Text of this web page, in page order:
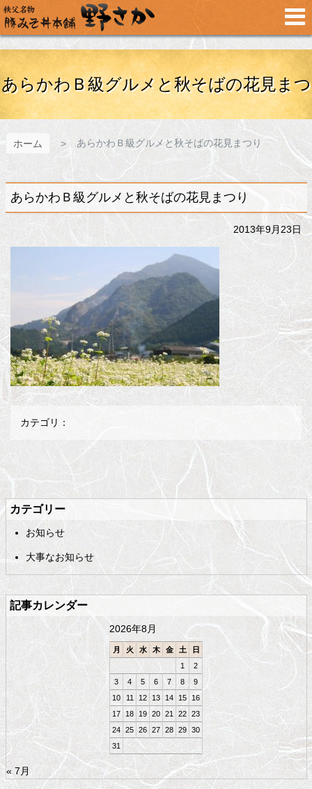
メ
イ
ン
コ
テ
ン
プ
あらかわＢ級グルメと秋そばの花見まつ
ホーム あらかわＢ級グルメと秋そばの花見まつり
あらかわＢ級グルメと秋そばの花見まつり
2013年9月23日
カテゴリ：
ン
ン
ツ
の
先
ジ
へ
戻
る
カテゴリー
お知らせ
大事なお知らせ
記事カレンダー
2026年8月
月 火 水 木 金 土
日
1
2
3
4 5 6 7 8
9
10
11 12 13 14 15
16
17
18 19 20 21 22 23
24 25 26 27 28 29 30
31
« 7月